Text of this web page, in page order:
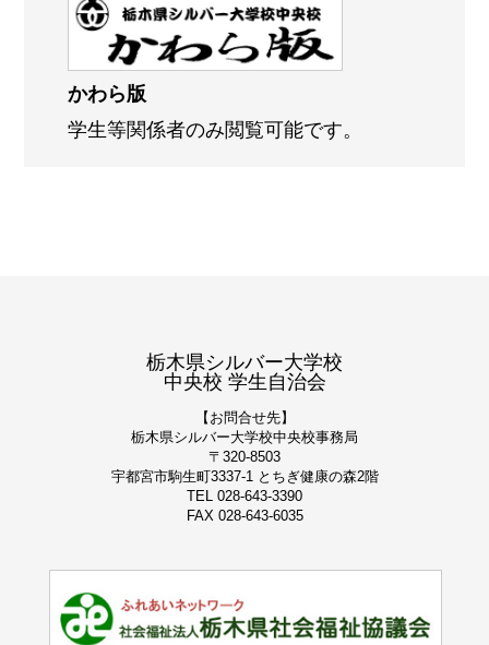
かわら版
学生等関係者のみ閲覧可能です。
栃木県シルバー大学校
中央校 学生自治会
【お問合せ先】
栃木県シルバー大学校中央校事務局
〒320-8503
宇都宮市駒生町3337-1 とちぎ健康の森2階
TEL 028-643-3390
FAX 028-643-6035